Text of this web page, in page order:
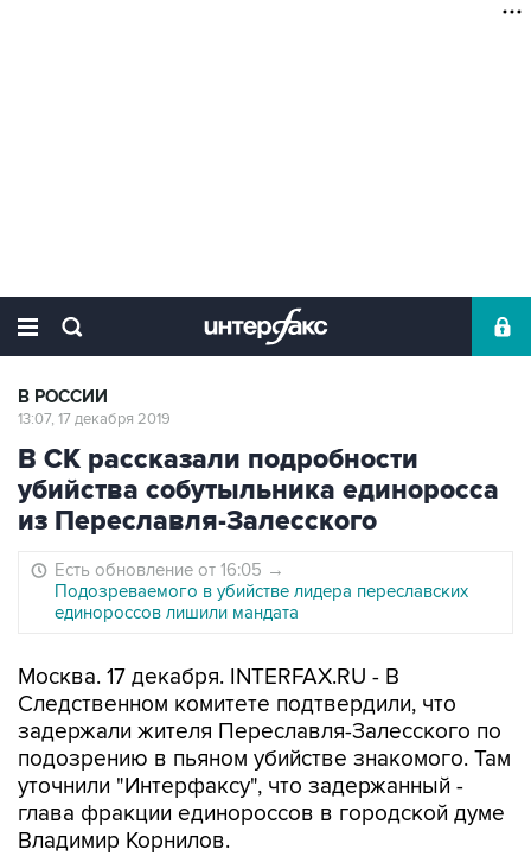
В РОССИИ
13:07, 17 декабря 2019
В СК рассказали подробности
убийства собутыльника единоросса
из Переславля-Залесского
Есть обновление от 16:05 →
Подозреваемого в убийстве лидера переславских
единороссов лишили мандата
Москва. 17 декабря. INTERFAX.RU - В
Следственном комитете подтвердили, что
задержали жителя Переславля-Залесского по
подозрению в пьяном убийстве знакомого. Там
уточнили "Интерфаксу", что задержанный -
глава фракции единороссов в городской думе
Владимир Корнилов.